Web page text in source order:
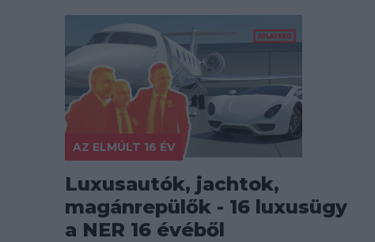
AZ ELMÚLT 16 ÉV
Luxusautók, jachtok,
magánrepülők - 16 luxusügy
a NER 16 évéből